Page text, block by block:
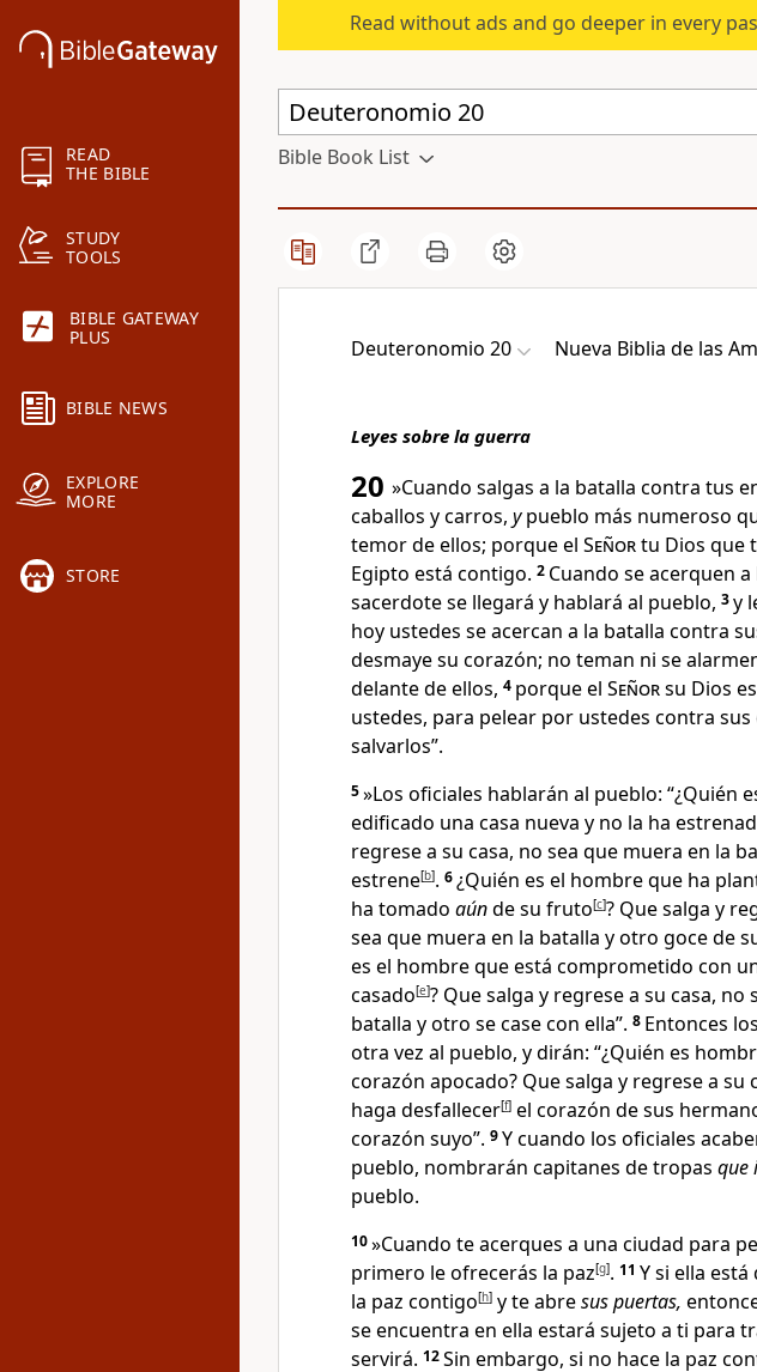
READ
THE BIBLE
STUDY
TOOLS
BIBLE GATEWAY
PLUS
BIBLE NEWS
EXPLORE
MORE
STORE
Read without ads and go deeper in every
Bible Book List
Deuteronomio 20 Nueva Biblia de las
Leyes sobre la guerra
20 »Cuando salgas a la batalla contra tus
caballos y carros, ypueblo más numeroso
temor de ellos; porque el Señortu Dios que
Egipto está contigo. 2 Cuando se acerquen a
sacerdote se llegará y hablará al pueblo, 3y
hoy ustedes se acercan a la batalla contra
desmaye su corazón; no teman ni se
delante de ellos, 4 porque el Señorsu Dios
ustedes, para pelear por ustedes contra
salvarlos”.
5»Los oficiales hablarán al pueblo: “¿Quién
edificado una casa nueva y no la ha
regrese a su casa, no sea que muera en la
estrene[b]. 6¿Quién es el hombre que ha
ha tomado aúnde su fruto[c]? Que salga y
sea que muera en la batalla y otro goce de
es el hombre que está comprometido con
casado[e]? Que salga y regrese a su casa, no
batalla y otro se case con ella”. 8 Entonces
otra vez al pueblo, y dirán: “¿Quién es
corazón apocado? Que salga y regrese a su
haga desfallecer[f] el corazón de sus
corazón suyo”. 9Y cuando los oficiales
pueblo, nombrarán capitanes de tropas que
pueblo.
10»Cuando te acerques a una ciudad para
primero le ofrecerás la paz[g]. 11 Y si ella
la paz contigo[h] y te abresus puertas,
se encuentra en ella estará sujeto a ti para
servirá. 12Sin embargo, si no hace la paz